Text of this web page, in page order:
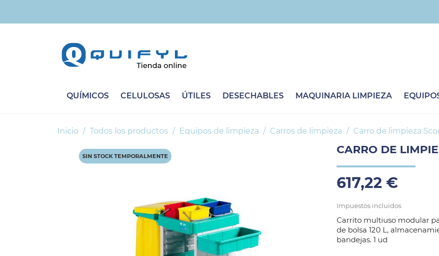
QUÍMICOS CELULOSAS ÚTILES DESECHABLES MAQUINARIA LIMPIEZA
Inicio Todos los productos Equipos de limpieza Carros de limpieza Carro de limpieza
SIN STOCK TEMPORALMENTE CARRO DE
617,22 €
Impuestos incluidos
Carrito multiuso modular
de bolsa 120 L,
bandejas. 1 ud